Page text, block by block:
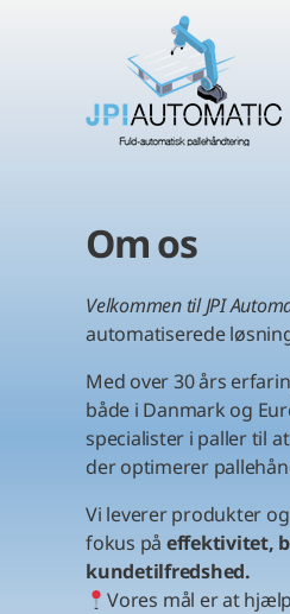
Om os
Velkommen til JPI
automatiserede
Med over 30 års
både i Danmark og
specialister i paller til
der optimerer
Vi leverer produkter
fokus på effektivitet,
kundetilfredshed.
Vores mål er at